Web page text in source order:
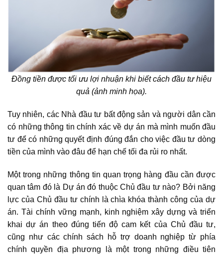
Đồng tiền được tối ưu lợi nhuận khi biết cách đầu tư hiệu
quả (ảnh minh họa).
Tuy nhiên, các Nhà đầu tư bất động sản và người dân cần
có những thông tin chính xác về dự án mà mình muốn đầu
tư để có những quyết định đúng đắn cho việc đầu tư dòng
tiền của mình vào đâu để hạn chế tối đa rủi ro nhất.
Một trong những thông tin quan trọng hàng đầu cần được
quan tâm đó là Dự án đó thuộc Chủ đầu tư nào? Bởi năng
lực của Chủ đầu tư chính là chìa khóa thành công của dự
án. Tài chính vững mạnh, kinh nghiệm xây dựng và triển
khai dự án theo đúng tiến độ cam kết của Chủ đầu tư,
cũng như các chính sách hỗ trợ doanh nghiệp từ phía
chính quyền địa phương là một trong những điều tiên